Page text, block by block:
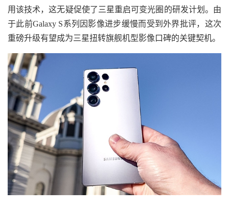
用该技术，这无疑促使了三星重启可变光圈的研发计划。由
于此前Galaxy S系列因影像进步缓慢而受到外界批评，这次
重磅升级有望成为三星扭转旗舰机型影像口碑的关键契机。